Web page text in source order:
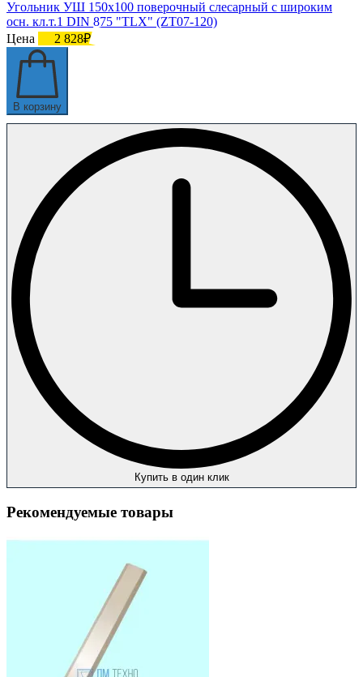
Угольник УШ 150х100 поверочный слесарный с широким
осн. кл.т.1 DIN 875 "TLX" (ZT07-120)
Цена
2 828₽
В корзину
Купить в один клик
Рекомендуемые товары